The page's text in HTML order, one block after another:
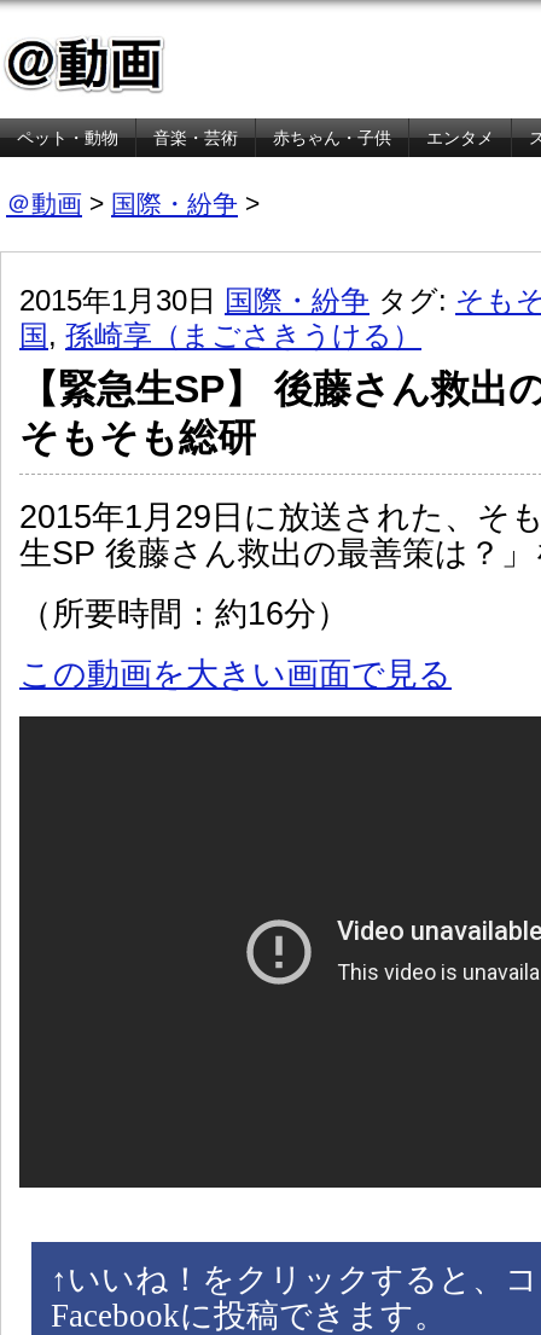
ペット・動物 音楽・芸術 赤ちゃん・子供 エンタメ
＠動画 > 国際・紛争 >
2015年1月30日 国際・紛争 タグ: そも
国 , 孫崎享（まごさきうける）
【緊急生SP】 後藤さん救出
そもそも総研
2015年1月29日に放送された、そ
生SP 後藤さん救出の最善策は？
（所要時間：約16分）
この動画を大きい画面で見る
↑ いいね！をクリックすると、
Facebookに投稿できます。